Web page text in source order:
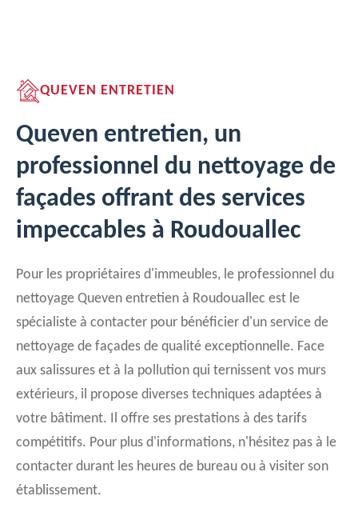
QUEVEN ENTRETIEN
Queven entretien, un
professionnel du nettoyage de
façades offrant des services
impeccables à Roudouallec
Pour les propriétaires d'immeubles, le professionnel du
nettoyage Queven entretien à Roudouallec est le
spécialiste à contacter pour bénéficier d'un service de
nettoyage de façades de qualité exceptionnelle. Face
aux salissures et à la pollution qui ternissent vos murs
extérieurs, il propose diverses techniques adaptées à
votre bâtiment. Il offre ses prestations à des tarifs
compétitifs. Pour plus d'informations, n'hésitez pas à le
contacter durant les heures de bureau ou à visiter son
établissement.